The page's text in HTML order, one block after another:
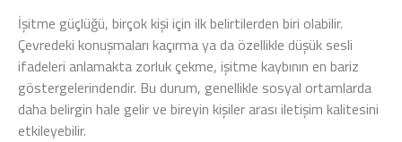
İşitme güçlüğü, birçok kişi için ilk belirtilerden biri olabilir.
Çevredeki konuşmaları kaçırma ya da özellikle düşük sesli
ifadeleri anlamakta zorluk çekme, işitme kaybının en bariz
göstergelerindendir. Bu durum, genellikle sosyal ortamlarda
daha belirgin hale gelir ve bireyin kişiler arası iletişim kalitesini
etkileyebilir.